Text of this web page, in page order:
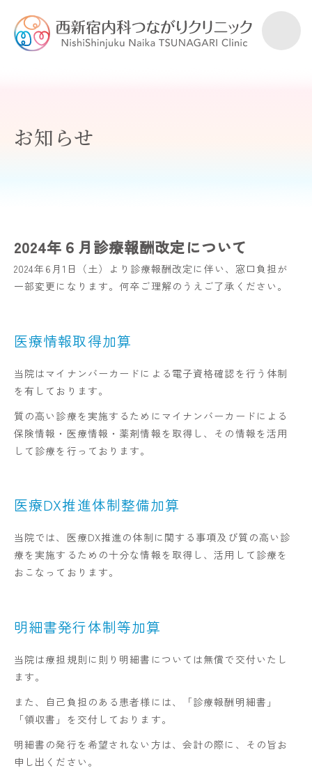
お知らせ
2024年６月診療報酬改定について
2024年6月1日（土）より診療報酬改定に伴い、窓口負担が
一部変更になります。何卒ご理解のうえご了承ください。
医療情報取得加算
当院はマイナンバーカードによる電子資格確認を行う体制
を有しております。
質の高い診療を実施するためにマイナンバーカードによる
保険情報・医療情報・薬剤情報を取得し、その情報を活用
して診療を行っております。
医療DX推進体制整備加算
当院では、医療DX推進の体制に関する事項及び質の高い診
療を実施するための十分な情報を取得し、活用して診療を
おこなっております。
明細書発行体制等加算
当院は療担規則に則り明細書については無償で交付いたし
ます。
また、自己負担のある患者様には、「診療報酬明細書」
「領収書」を交付しております。
明細書の発行を希望されない方は、会計の際に、その旨お
申し出ください。